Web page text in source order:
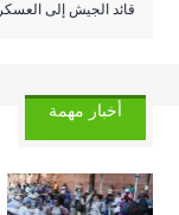
قائد الجيش إلى
أخبار مهمة